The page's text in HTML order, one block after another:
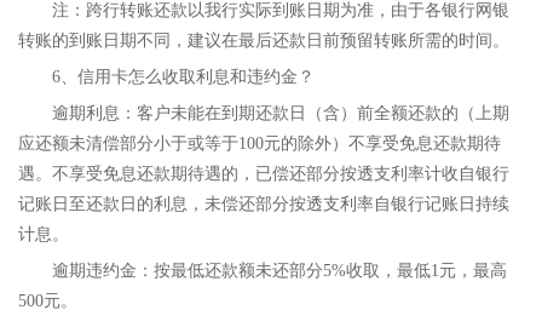
注：跨行转账还款以我行实际到账日期为准，由于各银行网银
转账的到账日期不同，建议在最后还款日前预留转账所需的时间。
6、信用卡怎么收取利息和违约金？
逾期利息：客户未能在到期还款日（含）前全额还款的（上期
应还额未清偿部分小于或等于100元的除外）不享受免息还款期待
遇。不享受免息还款期待遇的，已偿还部分按透支利率计收自银行
记账日至还款日的利息，未偿还部分按透支利率自银行记账日持续
计息。
逾期违约金：按最低还款额未还部分5%收取，最低1元，最高
500元。